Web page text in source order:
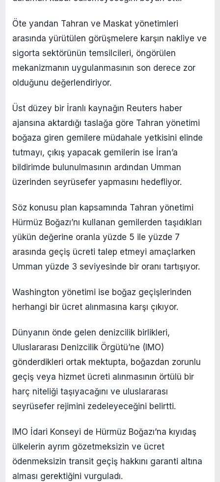
Öte yandan Tahran ve Maskat yönetimleri
arasında yürütülen görüşmelere karşın nakliye ve
sigorta sektörünün temsilcileri, öngörülen
mekanizmanın uygulanmasının son derece zor
olduğunu değerlendiriyor.
Üst düzey bir İranlı kaynağın Reuters haber
ajansına aktardığı taslağa göre Tahran yönetimi
boğaza giren gemilere müdahale yetkisini elinde
tutmayı, çıkış yapacak gemilerin ise İran’a
bildirimde bulunulmasının ardından Umman
üzerinden seyrüsefer yapmasını hedefliyor.
Söz konusu plan kapsamında Tahran yönetimi
Hürmüz Boğazı’nı kullanan gemilerden taşıdıkları
yükün değerine oranla yüzde 5 ile yüzde 7
arasında geçiş ücreti talep etmeyi amaçlarken
Umman yüzde 3 seviyesinde bir oranı tartışıyor.
Washington yönetimi ise boğaz geçişlerinden
herhangi bir ücret alınmasına karşı çıkıyor.
Dünyanın önde gelen denizcilik birlikleri,
Uluslararası Denizcilik Örgütü’ne (IMO)
gönderdikleri ortak mektupta, boğazdan zorunlu
geçiş veya hizmet ücreti alınmasının örtülü bir
harç niteliği taşıyacağını ve uluslararası
seyrüsefer rejimini zedeleyeceğini belirtti.
IMO İdari Konseyi de Hürmüz Boğazı’na kıyıdaş
ülkelerin ayrım gözetmeksizin ve ücret
ödenmeksizin transit geçiş hakkını garanti altına
alması gerektiğini vurguladı.